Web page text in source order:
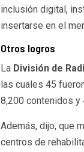
inclusión digital,
insertarse en el
Otros logros
La División de
las cuales 45
8,200 contenidos y
Además, dijo, que
centros de